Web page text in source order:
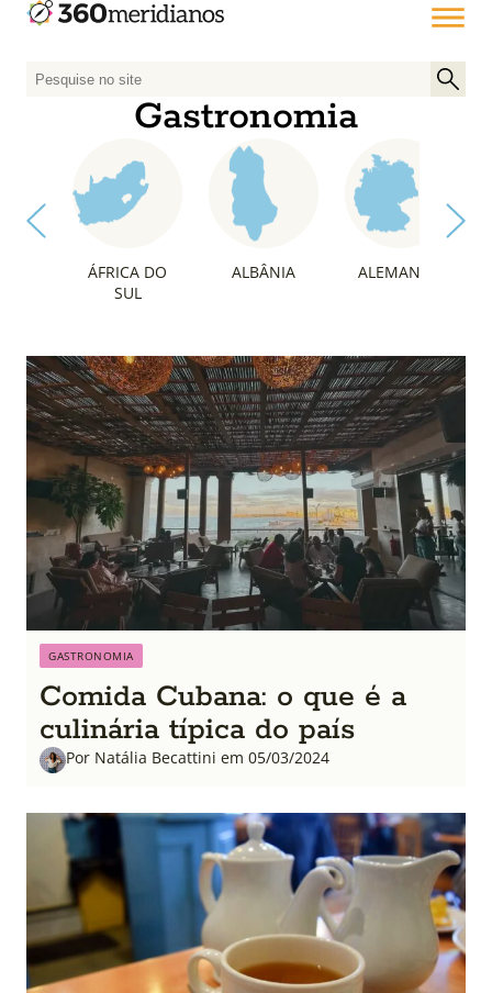
P
s
r
:
Gastronomia
ÁFRICA DO
SUL
ALBÂNIA ALEMANHA
GASTRONOMIA
Comida Cubana: o que é a
culinária típica do país
Por Natália Becattini em 05/03/2024